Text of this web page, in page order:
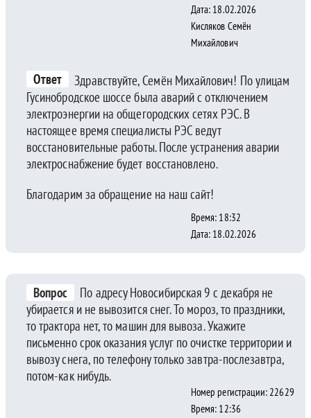
Дата: 18.02.2026
Кисляков Семён
Михайлович
Ответ
Здравствуйте, Семён Михайлович! По улицам
Гусинобродское шоссе была аварий с отключением
электроэнергии на общегородских сетях РЭС. В
настоящее время специалисты РЭС ведут
восстановительные работы. После устранения аварии
электроснабжение будет восстановлено.
Благодарим за обращение на наш сайт!
Время: 18:32
Дата: 18.02.2026
Вопрос
По адресу Новосибирская 9 с декабря не
убирается и не вывозится снег. То мороз, то праздники,
то трактора нет, то машин для вывоза. Укажите
письменно срок оказания услуг по очистке территории и
вывозу снега, по телефону только завтра-послезавтра,
потом-как нибудь.
Номер регистрации: 22629
Время: 12:36